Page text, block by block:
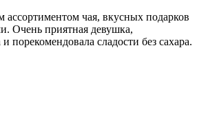
чая, вкусных подарков
Очень приятная девушка,
порекомендовала сладости без сахара.